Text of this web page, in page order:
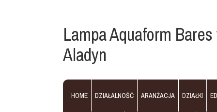
Lampa Aquaform
Aladyn
HOME DZIAŁALNOŚĆ ARANŻACJA DZIAŁKI